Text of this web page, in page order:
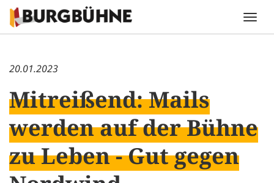
20.01.2023
Mitreißend: Mails
werden auf der Bühne
zu Leben - Gut gegen